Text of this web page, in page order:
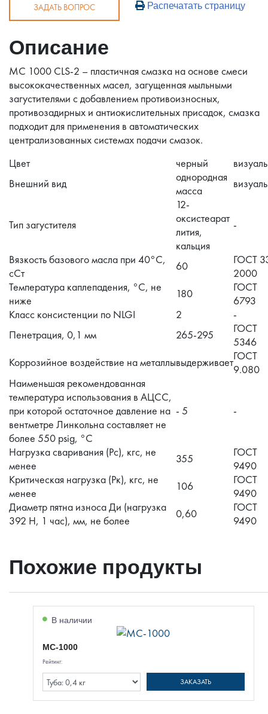
ЗАДАТЬ ВОПРОС Распечатать страницу
Описание
МС 1000 CLS-2 – пластичная смазка на основе смеси
высококачественных масел, загущенная мыльными
загустителями с добавлением противоизносных,
противозадирных и антиокислительных присадок, смазка
подходит для применения в автоматических
централизованных системах подачи смазок.
Цвет
черный
Внешний вид
однородная
масса
Тип загустителя
12-
оксистеарат
лития,
кальция
-
Вязкость базового масла при 40°С,
сСт
60
ГОСТ
2000
Температура каплепадения, °С, не
ниже
180
ГОСТ
6793
Класс консистенции по NLGI
2
-
Пенетрация, 0,1 мм
265-295
ГОСТ
5346
Коррозийное воздействие на металлывыдерживаетГОСТ
9.080
Наименьшая рекомендованная
температура использования в АЦСС,
при которой остаточное давление на
вентметре Линкольна составляет не
более 550 psig, °С
- 5 -
Нагрузка сваривания (Рс), кгс, не
менее
355
ГОСТ
9490
Критическая нагрузка (Рк), кгс, не
менее
106
ГОСТ
9490
Диаметр пятна износа Ди (нагрузка
392 Н, 1 час), мм, не более
0,60
ГОСТ
9490
Похожие продукты
В наличии
МС-1000
Рейтинг:
ЗАКАЗАТЬ